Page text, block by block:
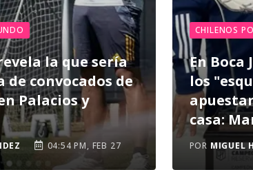
la que sería
convocados de
Palacios y
04:54 PM, FEB 27
CHILENOS
En Boca
los
casa:
POR MIGUEL